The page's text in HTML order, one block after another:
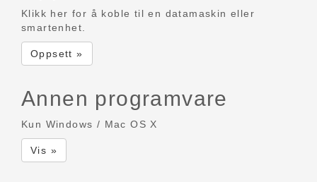
Klikk her for å koble til en datamaskin eller
smartenhet.
Oppsett »
Annen programvare
Kun Windows / Mac OS X
Vis »